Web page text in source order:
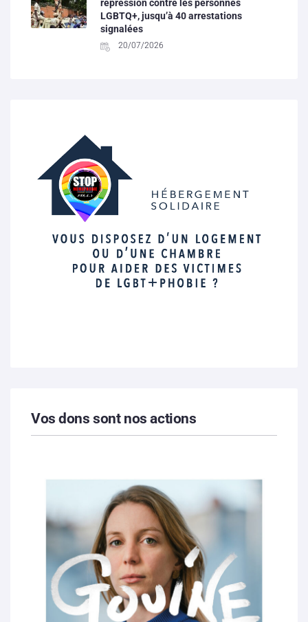
répression contre les personnes
LGBTQ+, jusqu’à 40 arrestations
signalées
20/07/2026
Vos dons sont nos actions